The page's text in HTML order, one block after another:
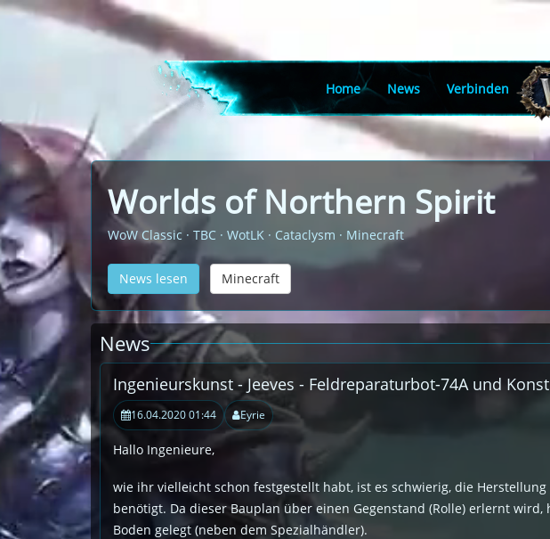
Home News Verbinden
Worlds of Northern Spirit
WoW Classic · TBC · WotLK · Cataclysm · Minecraft
News lesen Minecraft
News
Ingenieurskunst - Jeeves - Feldreparaturbot-74A und
16.04.2020 01:44 Eyrie
Hallo Ingenieure,
wie ihr vielleicht schon festgestellt habt, ist es schwierig, die
benötigt. Da dieser Bauplan über einen Gegenstand (Rolle) erlernt
Boden gelegt (neben dem Spezialhändler).